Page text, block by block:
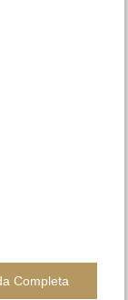
Completa